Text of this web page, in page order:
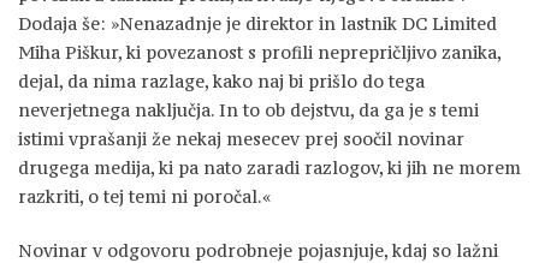
Dodaja še: »Nenazadnje je direktor in lastnik DC Limited
Miha Piškur, ki povezanost s profili neprepričljivo zanika,
dejal, da nima razlage, kako naj bi prišlo do tega
neverjetnega naključja. In to ob dejstvu, da ga je s temi
istimi vprašanji že nekaj mesecev prej soočil novinar
drugega medija, ki pa nato zaradi razlogov, ki jih ne morem
razkriti, o tej temi ni poročal.«
Novinar v odgovoru podrobneje pojasnjuje, kdaj so lažni